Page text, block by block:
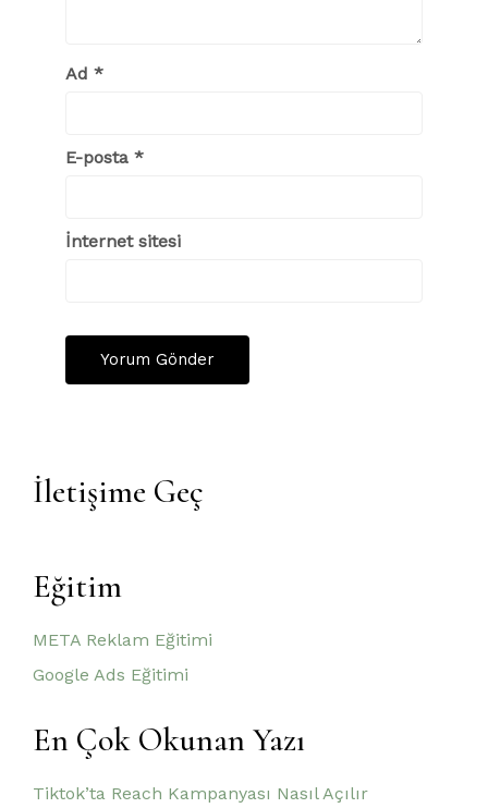
Ad *
E-posta *
İnternet sitesi
İletişime Geç
Eğitim
META Reklam Eğitimi
Google Ads Eğitimi
En Çok Okunan Yazı
Tiktok’ta Reach Kampanyası Nasıl Açılır